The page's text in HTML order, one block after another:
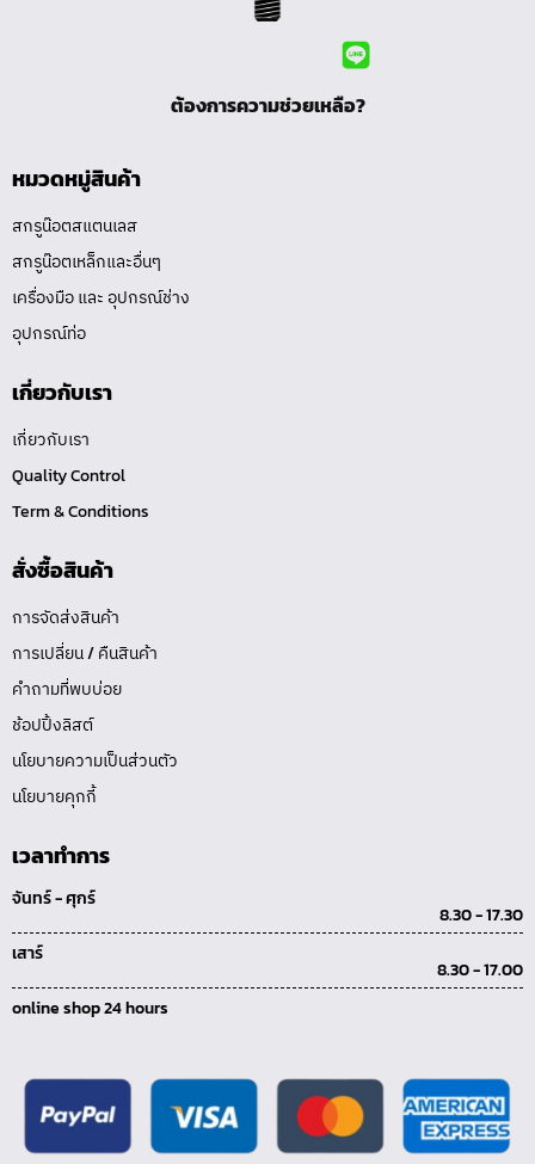
ต้องการความช่วยเหลือ?
หมวดหมู่สินค้า
สกรูน๊อตสแตนเลส
สกรูน๊อตเหล็กและอื่นๆ
เครื่องมือ และ อุปกรณ์ช่าง
อุปกรณ์ท่อ
เกี่ยวกับเรา
เกี่ยวกับเรา
Quality Control
Term & Conditions
สั่งซื้อสินค้า
การจัดส่งสินค้า
การเปลี่ยน / คืนสินค้า
คำถามที่พบบ่อย
ช้อปปิ้งลิสต์
นโยบายความเป็นส่วนตัว
นโยบายคุกกี้
เวลาทำการ
จันทร์ - ศุกร์
8.30 - 17.30
เสาร์
8.30 - 17.00
online shop 24 hours